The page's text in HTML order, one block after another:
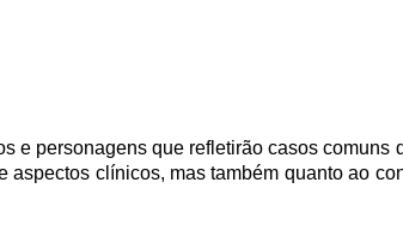
e personagens que refletirão casos comuns
clínicos, mas também quanto ao